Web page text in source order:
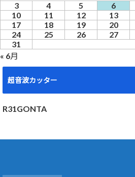
3
4 5 6
10
11 12 13
17
18 19 20
24
25 26 27
31
« 6月
超音波カッター
R31GONTA